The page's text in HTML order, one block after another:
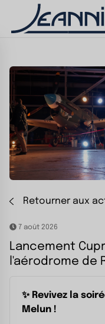
Retourner aux
7 août 2026
Lancement
l'aérodrome de
✨ Revivez la
Melun !